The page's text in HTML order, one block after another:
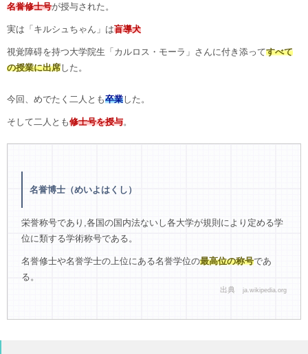
名誉修士号が授与された。
実は「キルシュちゃん」は盲導犬
視覚障碍を持つ大学院生「カルロス・モーラ」さんに付き添ってすべて
の授業に出席した。
今回、めでたく二人とも卒業した。
そして二人とも修士号を授与。
名誉博士（めいよはくし）
栄誉称号であり,各国の国内法ないし各大学が規則により定める学
位に類する学術称号である。
名誉修士や名誉学士の上位にある名誉学位の最高位の称号であ
る。
出典 ja.wikipedia.org